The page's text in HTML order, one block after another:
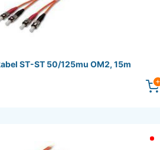
ST-ST 50/125mu OM2, 15m